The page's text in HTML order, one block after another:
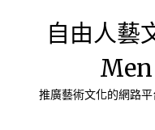
自由人藝
推廣藝術文化的網路